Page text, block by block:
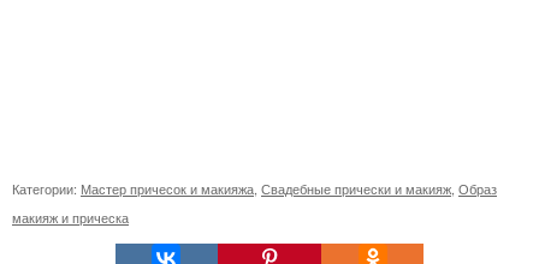
Категории: Мастер причесок и макияжа Свадебные прически и макияж Образ
макияж и прическа